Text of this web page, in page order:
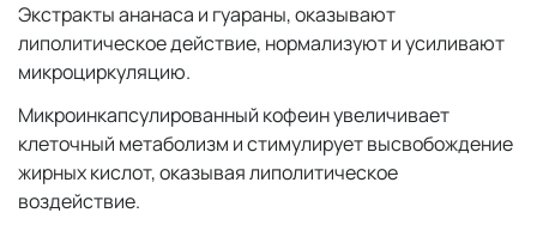
Экстракты ананаса и гуараны, оказывают
липолитическое действие, нормализуют и усиливают
микроциркуляцию.
Микроинкапсулированный кофеин увеличивает
клеточный метаболизм и стимулирует высвобождение
жирных кислот, оказывая липолитическое
воздействие.